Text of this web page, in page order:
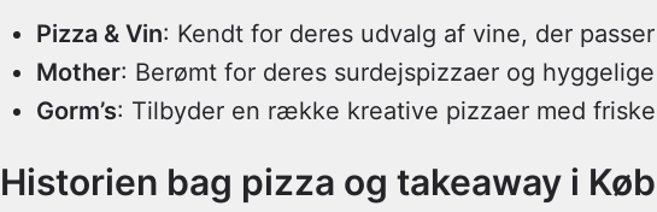
Pizza & Vin: Kendt for deres udvalg af vine, der
Mother: Berømt for deres surdejspizzaer og
Gorm’s: Tilbyder en række kreative pizzaer med
Historien bag pizza og takeaway i